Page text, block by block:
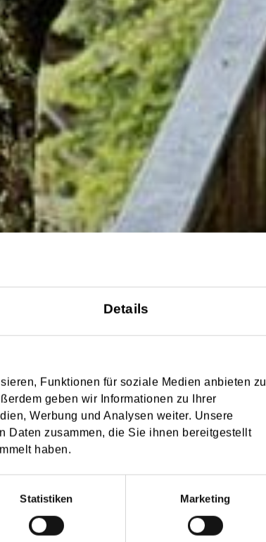
Details
Funktionen für soziale Medien anbieten zu
geben wir Informationen zu Ihrer
Werbung und Analysen weiter. Unsere
Daten zusammen, die Sie ihnen bereitgestellt
haben.
Statistiken Marketing